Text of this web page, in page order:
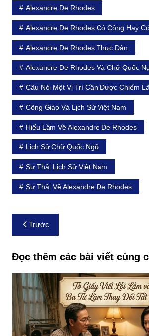
Alexandre De Rhodes
Alexandre De Rhodes Có Công Hay
Alexandre De Rhodes Thực Dân
Alexandre De Rhodes Và Chữ Quốc
Câu Nói Một Vị Trí Cần Được Chiếm
Công Giáo Và Lịch Sử Việt Nam
Hiểu Lầm Về Alexandre De Rhodes
Lịch Sử Chữ Quốc Ngữ
Sự Thật Lịch Sử Việt Nam
Sự Thật Về Alexandre De Rhodes
Điều
hướng
bài
viết
Trước
Đọc thêm các bài viết cùng